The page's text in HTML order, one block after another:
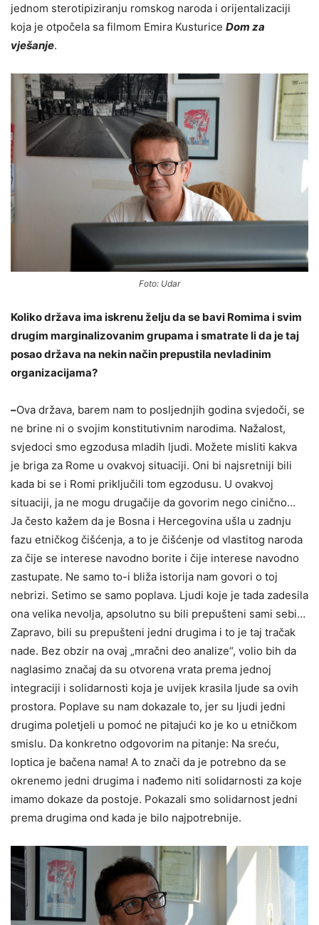
jednom sterotipiziranju romskog naroda i orijentalizaciji
koja je otpočela sa filmom Emira Kusturice Dom za
vješanje.
Foto: Udar
Koliko država ima iskrenu želju da se bavi Romima i svim
drugim marginalizovanim grupama i smatrate li da je taj
posao država na nekin način prepustila nevladinim
organizacijama?
–Ova država, barem nam to posljednjih godina svjedoči, se
ne brine ni o svojim konstitutivnim narodima. Nažalost,
svjedoci smo egzodusa mladih ljudi. Možete misliti kakva
je briga za Rome u ovakvoj situaciji. Oni bi najsretniji bili
kada bi se i Romi priključili tom egzodusu. U ovakvoj
situaciji, ja ne mogu drugačije da govorim nego cinično…
Ja često kažem da je Bosna i Hercegovina ušla u zadnju
fazu etničkog čišćenja, a to je čišćenje od vlastitog naroda
za čije se interese navodno borite i čije interese navodno
zastupate. Ne samo to-i bliža istorija nam govori o toj
nebrizi. Setimo se samo poplava. Ljudi koje je tada zadesila
ona velika nevolja, apsolutno su bili prepušteni sami sebi…
Zapravo, bili su prepušteni jedni drugima i to je taj tračak
nade. Bez obzir na ovaj „mračni deo analize“, volio bih da
naglasimo značaj da su otvorena vrata prema jednoj
integraciji i solidarnosti koja je uvijek krasila ljude sa ovih
prostora. Poplave su nam dokazale to, jer su ljudi jedni
drugima poletjeli u pomoć ne pitajući ko je ko u etničkom
smislu. Da konkretno odgovorim na pitanje: Na sreću,
loptica je bačena nama! A to znači da je potrebno da se
okrenemo jedni drugima i nađemo niti solidarnosti za koje
imamo dokaze da postoje. Pokazali smo solidarnost jedni
prema drugima ond kada je bilo najpotrebnije.